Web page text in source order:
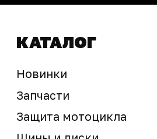
+7 (908) 448-07-59
+7 (995) 281-25-71
г. Владивосток
sale@ossport.ru